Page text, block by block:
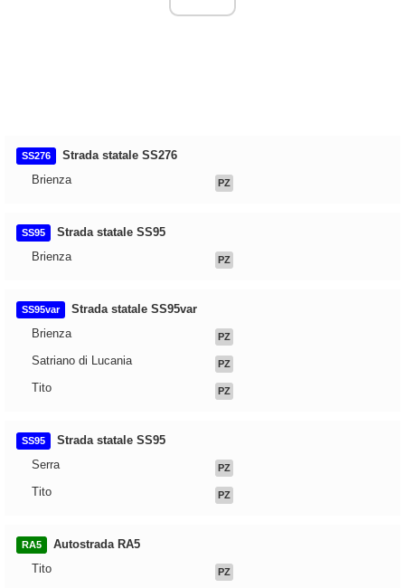
SS276
Strada statale SS276
Brienza
PZ
SS95
Strada statale SS95
Brienza
PZ
SS95var
Strada statale SS95var
Brienza
PZ
Satriano di Lucania PZ
Tito PZ
SS95
Strada statale SS95
Serra
PZ
Tito PZ
RA5
Autostrada RA5
Tito
PZ